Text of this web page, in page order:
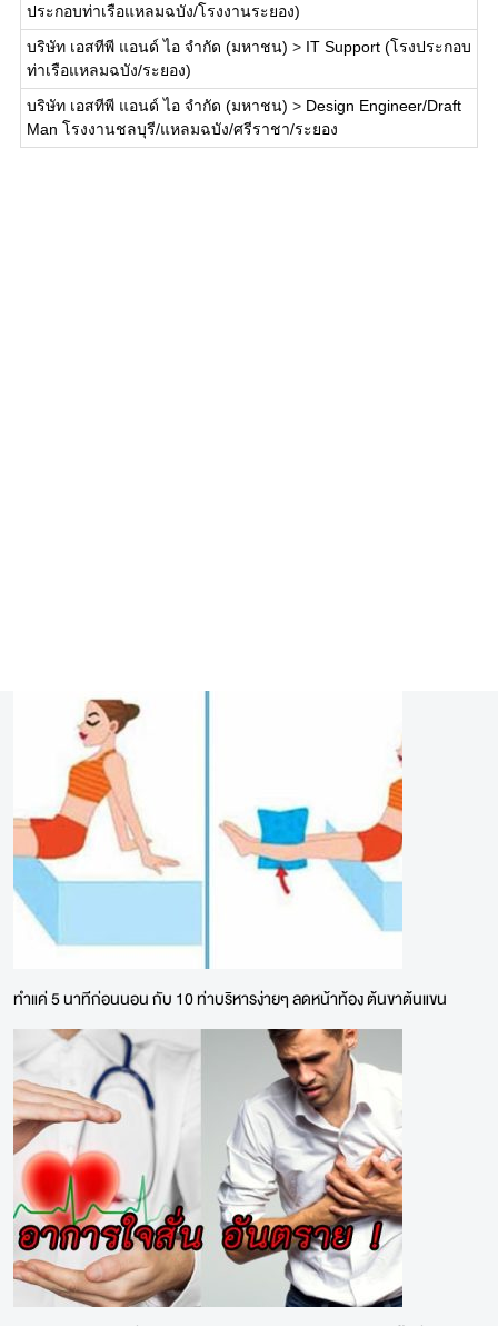
ประกอบท่าเรือแหลมฉบัง/โรงงานระยอง)
บริษัท เอสทีพี แอนด์ ไอ จำกัด (มหาชน) > IT Support (โรงประกอบ
ท่าเรือแหลมฉบัง/ระยอง)
บริษัท เอสทีพี แอนด์ ไอ จำกัด (มหาชน) > Design Engineer/Draft
Man โรงงานชลบุรี/แหลมฉบัง/ศรีราชา/ระยอง
ทำแค่ 5 นาทีก่อนนอน กับ 10 ท่าบริหารง่ายๆ ลดหน้าท้อง ต้นขาต้นแขน